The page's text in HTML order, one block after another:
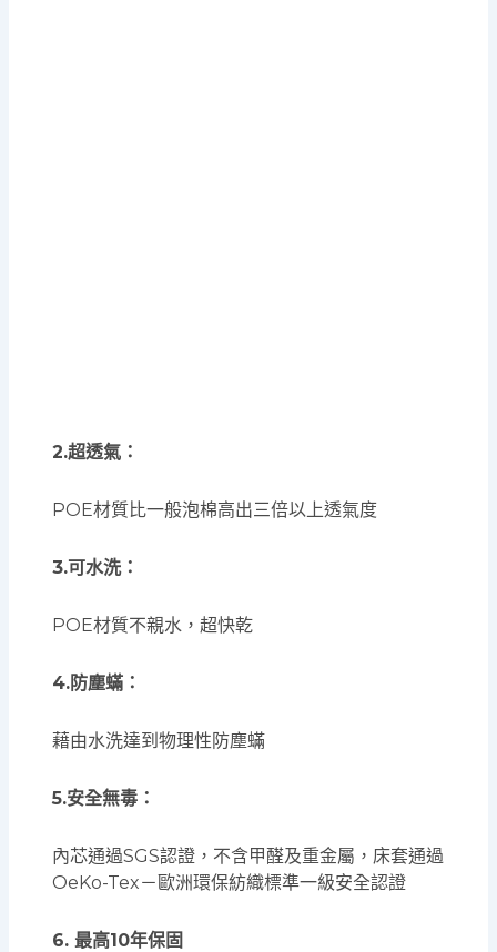
2.超透氣：
POE材質比一般泡棉高出三倍以上透氣度
3.可水洗：
POE材質不親水，超快乾
4.防塵蟎：
藉由水洗達到物理性防塵蟎
5.安全無毒：
內芯通過SGS認證，不含甲醛及重金屬，床套通過
OeKo-Tex－歐洲環保紡織標準一級安全認證
6. 最高10年保固